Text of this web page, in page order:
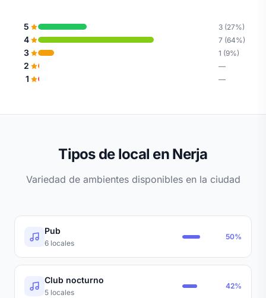
5 3 (27%)
4 7 (64%)
3 1 (9%)
2 —
1 —
Tipos de local en Nerja
Variedad de ambientes disponibles en la ciudad
Pub
6 locales
50%
Club nocturno
5 locales
42%